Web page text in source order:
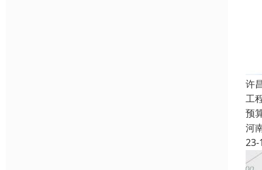
许
工
预
河
23-